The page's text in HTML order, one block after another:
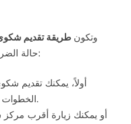
وتكون طريقة تقديم
حالة الضرب أو التعدي الجسدي كما يلي:
أولاً، يمكنك تقديم
الخطوات التي تم شرحها سابقاً.
أو يمكنك زيارة أقرب